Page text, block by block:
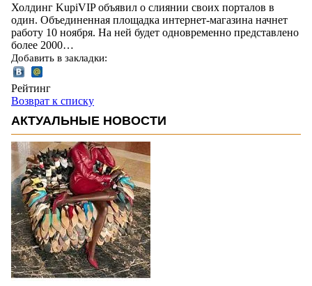
Холдинг KupiVIP объявил о слиянии своих порталов в
один. Объединенная площадка интернет-магазина начнет
работу 10 ноября. На ней будет одновременно представлено
более 2000…
Добавить в закладки:
Рейтинг
Возврат к списку
АКТУАЛЬНЫЕ НОВОСТИ